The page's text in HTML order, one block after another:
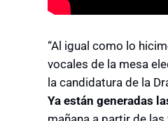
“Al igual como lo
vocales de la mesa
la candidatura de la
Ya están generadas